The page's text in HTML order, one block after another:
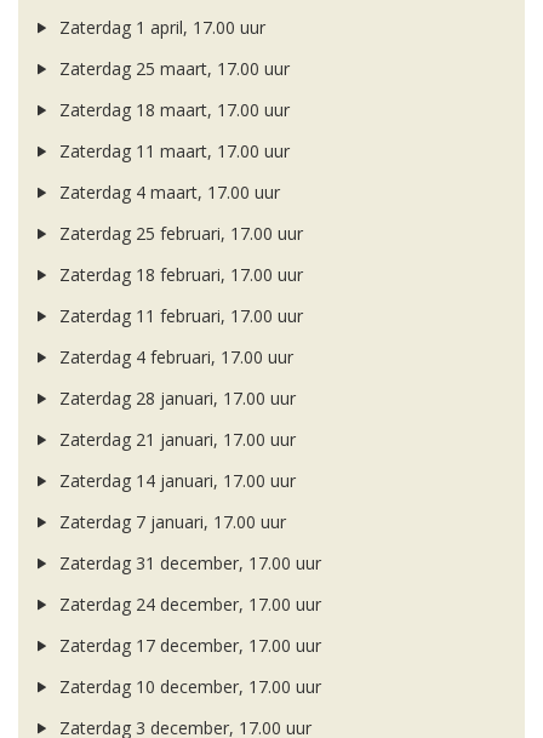
Zaterdag 1 april, 17.00 uur
Zaterdag 25 maart, 17.00 uur
Zaterdag 18 maart, 17.00 uur
Zaterdag 11 maart, 17.00 uur
Zaterdag 4 maart, 17.00 uur
Zaterdag 25 februari, 17.00 uur
Zaterdag 18 februari, 17.00 uur
Zaterdag 11 februari, 17.00 uur
Zaterdag 4 februari, 17.00 uur
Zaterdag 28 januari, 17.00 uur
Zaterdag 21 januari, 17.00 uur
Zaterdag 14 januari, 17.00 uur
Zaterdag 7 januari, 17.00 uur
Zaterdag 31 december, 17.00 uur
Zaterdag 24 december, 17.00 uur
Zaterdag 17 december, 17.00 uur
Zaterdag 10 december, 17.00 uur
Zaterdag 3 december, 17.00 uur